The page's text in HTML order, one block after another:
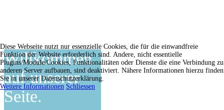
Willkommen
auf unserer
Seite.
Diese Webseite nutzt nur essenzielle Cookies, die für die einwandfreie
Funktion der Website erforderlich sind. Andere, nicht essentielle
Plugins/Module/Cookies, Funktionalitäten oder Dienste die eine Verbindung zu
anderen Server aufbauen, sind deaktiviert. Nähere Informationen hierzu finden
Sie in unserer Datenschutzerklärung.
Weitere Informationen Schliessen